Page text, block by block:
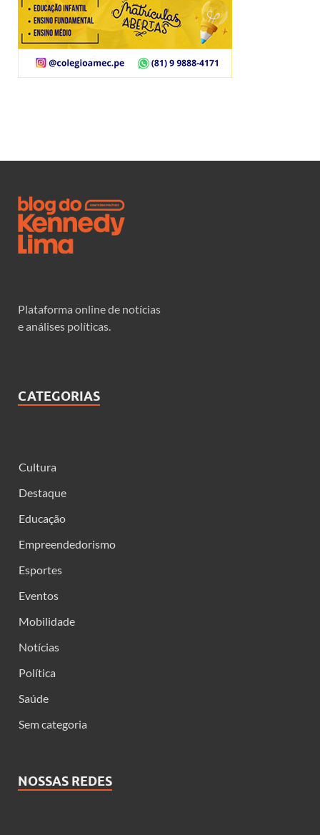
Plataforma online de notícias
e análises políticas.
CATEGORIAS
Cultura
Destaque
Educação
Empreendedorismo
Esportes
Eventos
Mobilidade
Notícias
Política
Saúde
Sem categoria
NOSSAS REDES